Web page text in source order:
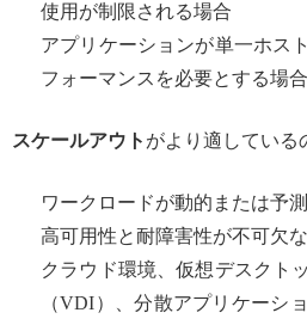
使用が制限される場合
アプリケーションが単一ホス
フォーマンスを必要とする場合
スケールアウト がより適している
ワークロードが動的または予
高可用性と耐障害性が不可欠
クラウド環境、仮想デスクト
（VDI）、分散アプリケーシ